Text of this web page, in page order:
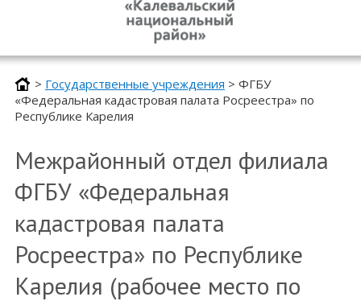
> Государственные учреждения > ФГБУ
«Федеральная кадастровая палата Росреестра» по
Республике Карелия
Межрайонный отдел филиала
ФГБУ «Федеральная
кадастровая палата
Росреестра» по Республике
Карелия (рабочее место по